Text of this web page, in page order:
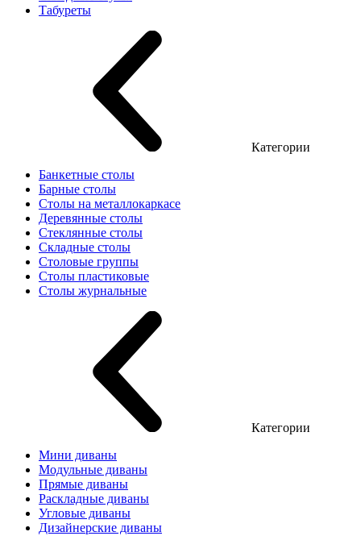
Табуреты
Категории
Банкетные столы
Барные столы
Столы на металлокаркасе
Деревянные столы
Стеклянные столы
Складные столы
Столовые группы
Столы пластиковые
Столы журнальные
Категории
Мини диваны
Модульные диваны
Прямые диваны
Раскладные диваны
Угловые диваны
Дизайнерские диваны